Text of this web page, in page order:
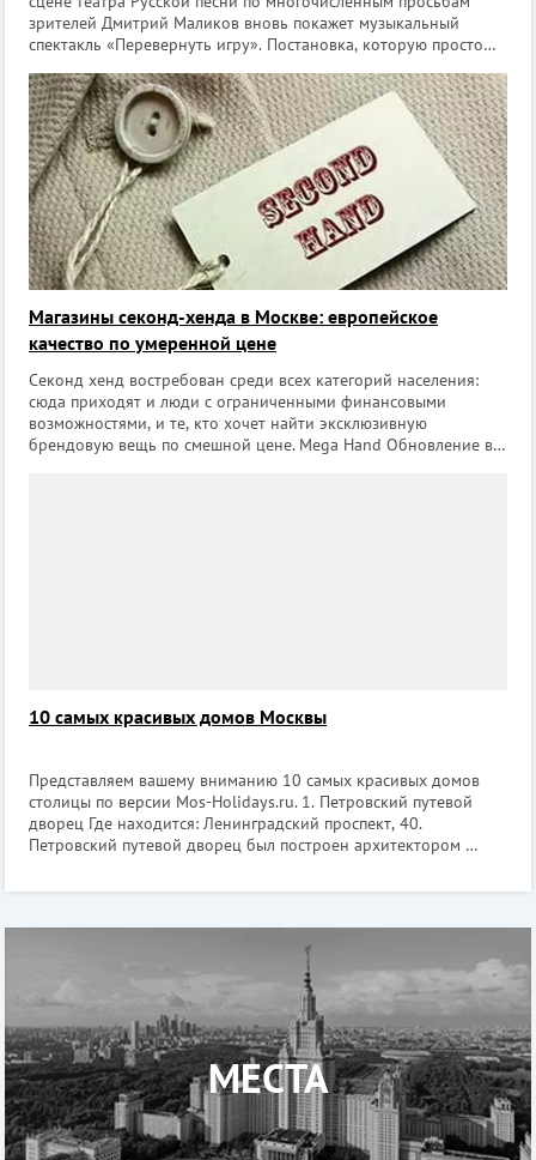
зрителей Дмитрий Маликов вновь покажет музыкальный
спектакль «Перевернуть игру». Постановка, которую просто
захватывающий музыкальный спе
Магазины секонд-хенда в Москве: европейское
качество по умеренной цене
Секонд хенд востребован среди всех категорий населения:
сюда приходят и люди с ограниченными финансовыми
возможностями, и те, кто хочет найти эксклюзивную
брендовую вещь по смешной цене. Mega Hand Обновление в
10 самых красивых домов Москвы
Представляем вашему вниманию 10 самых красивых домов
столицы по версии Mos-Holidays.ru. 1. Петровский путевой
дворец Где находится: Ленинградский проспект, 40.
Петровский путевой дворец был построен архитектором
хотела таким образом увеков
МЕСТА